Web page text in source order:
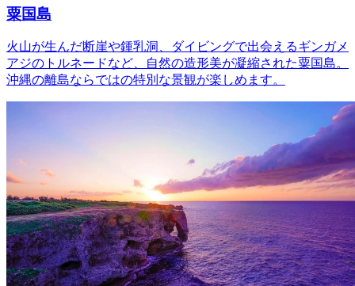
粟国島
火山が生んだ断崖や鍾乳洞、ダイビングで出会えるギンガメ
アジのトルネードなど、自然の造形美が凝縮された粟国島。
沖縄の離島ならではの特別な景観が楽しめます。